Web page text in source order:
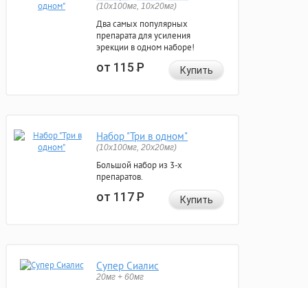
(10x100мг, 10x20мг)
Два самых популярных
препарата для усиления
эрекции в одном наборе!
от 115Р Купить
Набор "Три в одном"
(10x100мг, 20x20мг)
Большой набор из 3-х
препаратов.
от 117Р Купить
Супер Сиалис
20мг + 60мг